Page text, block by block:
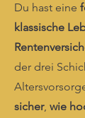
Du hast eine
klassische
der drei
sicher, wie